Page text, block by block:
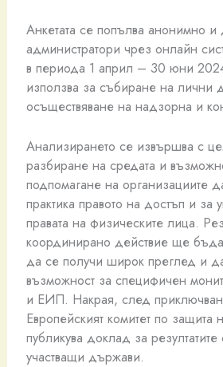
Анкетата се попълва анонимно
администратори чрез онлайн
в периода 1 април – 30 юни
използва за събиране на лични
осъществяване на надзорна и
Анализирането се извършва с
разбиране на средата и
подпомагане на организациите
практика правото на достъп и за
правата на физическите лица.
координирано действие ще
да се получи широк преглед и
възможност за специфичен
и ЕИП. Накрая, след
Европейският комитет по
публикува доклад за резултатите
участващи държави.